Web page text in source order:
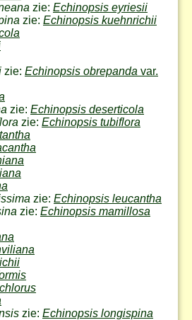
zie: Echinopsis eyriesii
zie: Echinopsis kuehnrichii
zie: Echinopsis obrepanda var.
zie: Echinopsis deserticola
zie: Echinopsis tubiflora
zie: Echinopsis leucantha
zie: Echinopsis mamillosa
zie: Echinopsis longispina